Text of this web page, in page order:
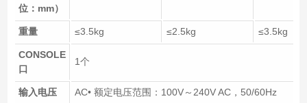
位：mm）
重量 ≤3.5kg ≤2.5kg ≤3.5kg
CONSOLE
口
1个
输入电压 AC• 额定电压范围：100V～240V AC，50/60Hz